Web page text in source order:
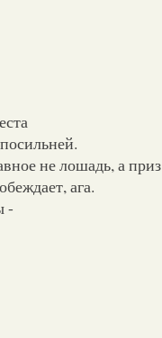
не лошадь, а
ага.
-